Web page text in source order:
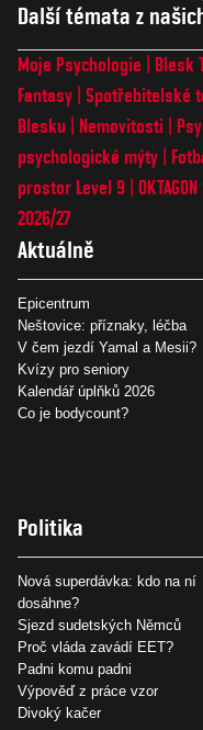
Další témata z
Moje Psychologie Blesk
Fantasy Spotřebitelské
Blesku
Nemovitosti
psychologické mýty
prostor Level 9
2026/27
Aktuálně
Epicentrum
Neštovice: příznaky, léčba
V čem jezdí Yamal a Mesii?
Kvízy pro seniory
Kalendář úplňků 2026
Co je bodycount?
Politika
Nová superdávka: kdo na ní
dosáhne?
Sjezd sudetských Němců
Proč vláda zavádí EET?
Padni komu padni
Výpověď z práce vzor
Divoký kačer